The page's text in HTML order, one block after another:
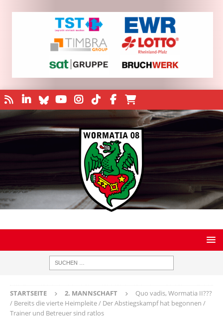
STARTSEITE 2. MANNSCHAFT
Quo vadis, Wormatia II???
/ Bereits die vierte Heimpleite / Der Abstiegskampf hat begonnen /
Trainer und Betreuer sind ratlos